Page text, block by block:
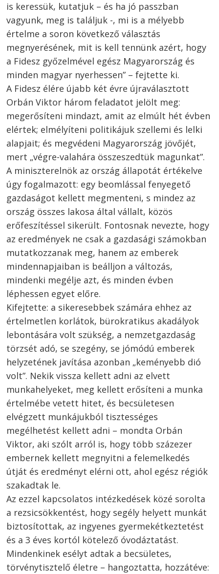
is keressük, kutatjuk – és ha jó passzban
vagyunk, meg is találjuk -, mi is a mélyebb
értelme a soron következő választás
megnyerésének, mit is kell tennünk azért, hogy
a Fidesz győzelmével egész Magyarország és
minden magyar nyerhessen” – fejtette ki.
A Fidesz élére újabb két évre újraválasztott
Orbán Viktor három feladatot jelölt meg:
megerősíteni mindazt, amit az elmúlt hét évben
elértek; elmélyíteni politikájuk szellemi és lelki
alapjait; és megvédeni Magyarország jövőjét,
mert „végre-valahára összeszedtük magunkat”.
A miniszterelnök az ország állapotát értékelve
úgy fogalmazott: egy beomlással fenyegető
gazdaságot kellett megmenteni, s mindez az
ország összes lakosa által vállalt, közös
erőfeszítéssel sikerült. Fontosnak nevezte, hogy
az eredmények ne csak a gazdasági számokban
mutatkozzanak meg, hanem az emberek
mindennapjaiban is beálljon a változás,
mindenki megélje azt, és minden évben
léphessen egyet előre.
Kifejtette: a sikeresebbek számára ehhez az
értelmetlen korlátok, bürokratikus akadályok
lebontására volt szükség, a nemzetgazdaság
törzsét adó, se szegény, se jómódú emberek
helyzetének javítása azonban „keményebb dió
volt”. Nekik vissza kellett adni az elvett
munkahelyeket, meg kellett erősíteni a munka
értelmébe vetett hitet, és becsületesen
elvégzett munkájukból tisztességes
megélhetést kellett adni – mondta Orbán
Viktor, aki szólt arról is, hogy több százezer
embernek kellett megnyitni a felemelkedés
útját és eredményt elérni ott, ahol egész régiók
szakadtak le.
Az ezzel kapcsolatos intézkedések közé sorolta
a rezsicsökkentést, hogy segély helyett munkát
biztosítottak, az ingyenes gyermekétkeztetést
és a 3 éves kortól kötelező óvodáztatást.
Mindenkinek esélyt adtak a becsületes,
törvénytisztelő életre – hangoztatta, hozzátéve: